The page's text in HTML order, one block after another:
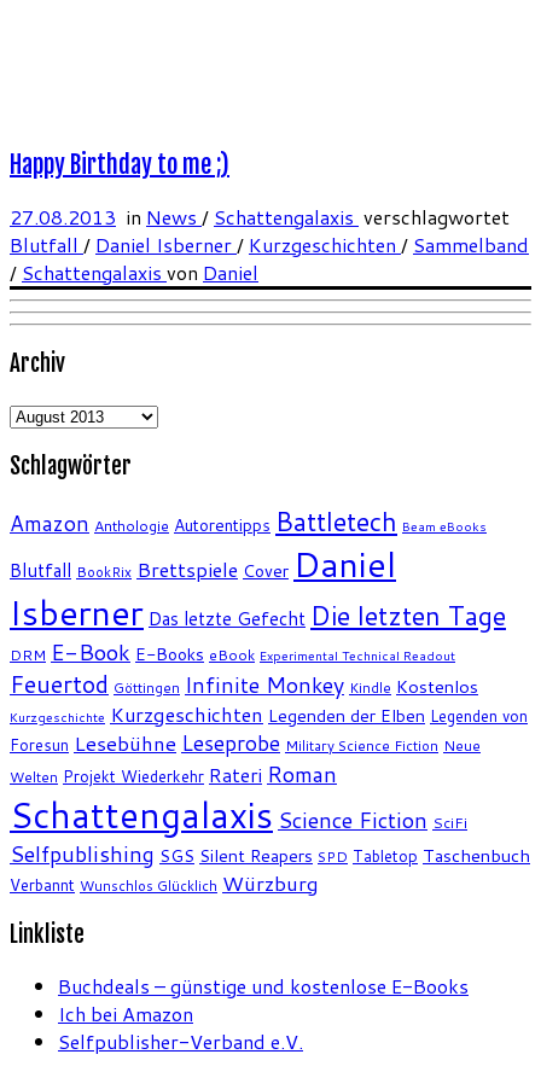
Happy Birthday to me ;)
27.08.2013 in News / Schattengalaxis verschlagwortet
Blutfall / Daniel Isberner/ Kurzgeschichten / Sammelband
/ Schattengalaxis von Daniel
Archiv
Archiv
Schlagwörter
Amazon Anthologie Autorentipps Battletech Beam eBooks
Blutfall BookRix Brettspiele Cover Daniel
Isberner Das letzte Gefecht Die letzten Tage
DRM E-Book E-Books eBook Experimental Technical Readout
Feuertod Göttingen Infinite Monkey Kindle Kostenlos
Kurzgeschichte Kurzgeschichten Legenden der Elben Legenden von
Foresun Lesebühne Leseprobe Military Science Fiction Neue
Welten Projekt Wiederkehr Rateri Roman
Schattengalaxis Science Fiction SciFi
Selfpublishing SGS Silent Reapers SPD Tabletop Taschenbuch
Verbannt Wunschlos Glücklich Würzburg
Linkliste
Buchdeals – günstige und kostenlose E-Books
Ich bei Amazon
Selfpublisher-Verband e.V.